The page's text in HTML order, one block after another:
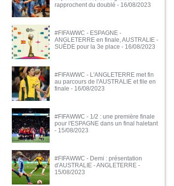
rapprochent du doublé - 16/08/2023
#FIFAWWC - ESPAGNE -
ANGLETERRE en finale, AUSTRALIE -
SUÈDE pour la 3e place - 16/08/2023
#FIFAWWC - L'ANGLETERRE met fin
au parcours de l'AUSTRALIE et file en
finale - 16/08/2023
#FIFAWWC - 1/2 : une première finale
pour l'ESPAGNE dans un final haletant
- 15/08/2023
#FIFAWWC - Demi : présentation
d'AUSTRALIE - ANGLETERRE -
15/08/2023